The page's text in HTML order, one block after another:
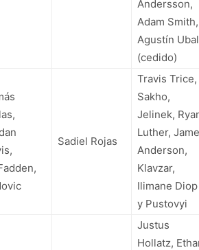
Andersson,
Adam Smith,
Agustín Ubal
(cedido)
Sadiel Rojas
Travis Trice,
Sakho,
Jelinek,
Luther,
Anderson,
Klavzar,
Ilimane Diop
y Pustovyi
Justus
Hollatz,